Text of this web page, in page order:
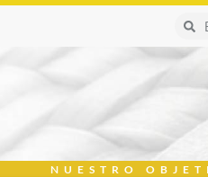
NUESTRO